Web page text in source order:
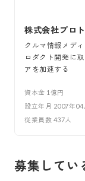
株式会社プロ
クルマ情報メデ
ロダクト開発に
アを加速する
資本金 1億円
設立年月 2007年04
従業員数 437人
募集してい